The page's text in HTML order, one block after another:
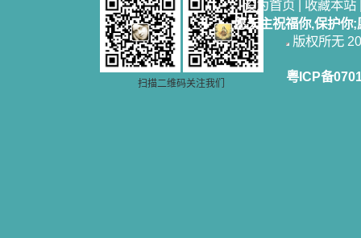
扫描二维码关注我们
设为首页 | 收藏本站
愿天主祝福你,保护你
版权所无
粤ICP备